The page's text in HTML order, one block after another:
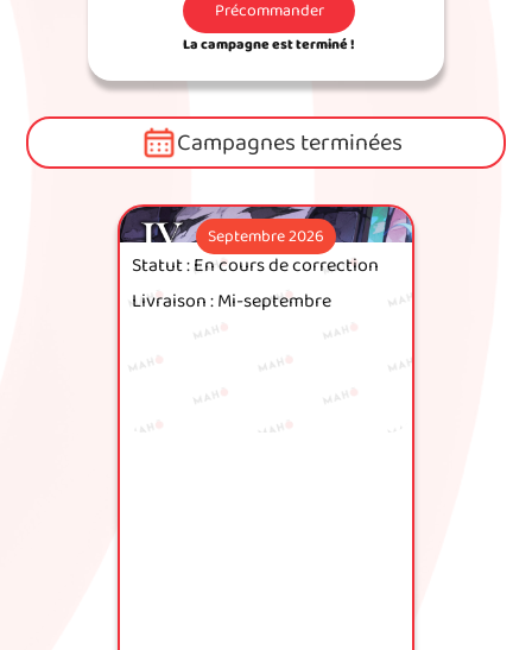
Précommander
La campagne est terminé !
Campagnes terminées
Septembre 2026
Statut : En cours de correction
Livraison : Mi-septembre